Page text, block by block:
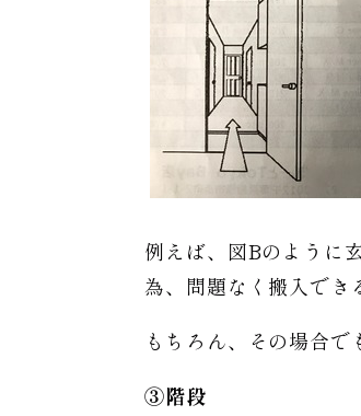
例えば、図Bのように
為、問題なく搬入でき
もちろん、その場合
③階段